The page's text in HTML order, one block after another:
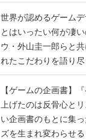
世界が認めるゲーム
とはいったい何が凄
ウ・外山圭一郎らと
れたこだわりを語り
画書】
【ゲームの企画書】
上げたのは反骨心と
い企画書のもとに集
ズを生まれ変わらせ